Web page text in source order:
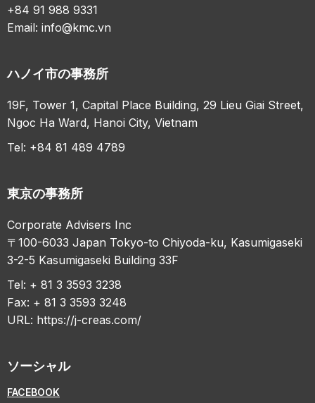
+84 91 988 9331
Email:info@kmc.vn
ハノイ市の事務所
19F, Tower 1, Capital Place Building, 29 Lieu Giai Street,
Ngoc Ha Ward, Hanoi City, Vietnam
Tel: +84 81 489 4789
東京の事務所
Corporate Advisers Inc
〒100-6033 Japan Tokyo-to Chiyoda-ku, Kasumigaseki
3-2-5 Kasumigaseki Building 33F
Tel: + 81 3 3593 3238
Fax: + 81 3 3593 3248
URL: https://j-creas.com/
ソーシャル
FACEBOOK